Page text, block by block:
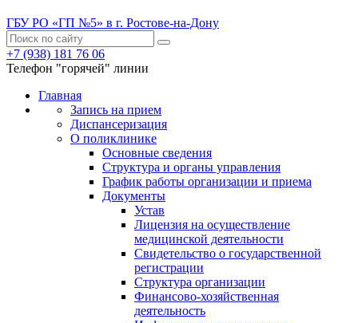
ГБУ РО «ГП №5» в г. Ростове-на-Дону
+7 (938) 181 76 06
Телефон "горячей" линии
Главная
Запись на прием
Диспансеризация
О поликлинике
Основные сведения
Структура и органы управления
График работы организации и приема
Документы
Устав
Лицензия на осуществление
медицинской деятельности
Свидетельство о государственной
регистрации
Структура организации
Финансово-хозяйственная
деятельность